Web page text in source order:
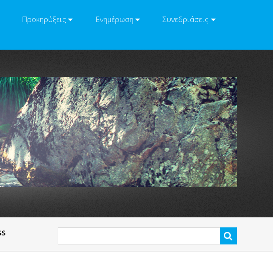
Προκηρύξεις Ενημέρωση
Συνεδριάσεις